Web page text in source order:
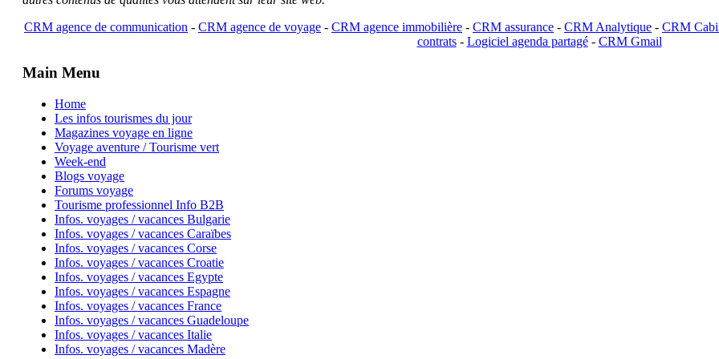
CRM agence de communication - CRM agence de voyage - CRM agence immobilière - CRM assurance - CRM Analytique - CRM
contrats- Logiciel agenda partagé- CRM Gmail
Main Menu
Home
Les infos tourismes du jour
Magazines voyage en ligne
Voyage aventure / Tourisme vert
Week-end
Blogs voyage
Forums voyage
Tourisme professionnel Info B2B
Infos. voyages / vacances Bulgarie
Infos. voyages / vacances Caraïbes
Infos. voyages / vacances Corse
Infos. voyages / vacances Croatie
Infos. voyages / vacances Egypte
Infos. voyages / vacances Espagne
Infos. voyages / vacances France
Infos. voyages / vacances Guadeloupe
Infos. voyages / vacances Italie
Infos. voyages / vacances Madère